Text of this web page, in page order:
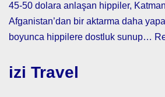
45-50 dolara anlaşan hippiler,
Afganistan’dan bir aktarma daha
boyunca hippilere dostluk sunup…
izi Travel